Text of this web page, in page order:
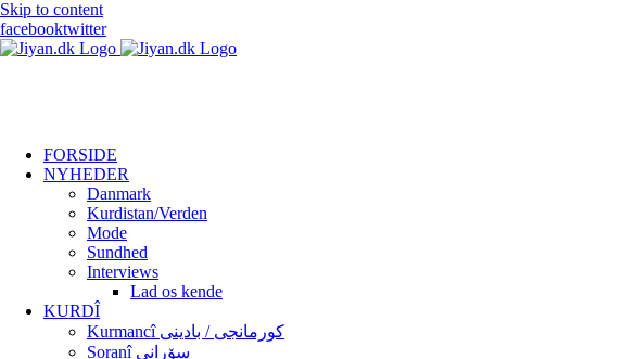
Skip to content
facebooktwitter
FORSIDE
NYHEDER
Danmark
Kurdistan/Verden
Mode
Sundhed
Interviews
Lad os kende
KURDÎ
Kurmancî کورمانجی / بادینی
Soranî سۆرانی